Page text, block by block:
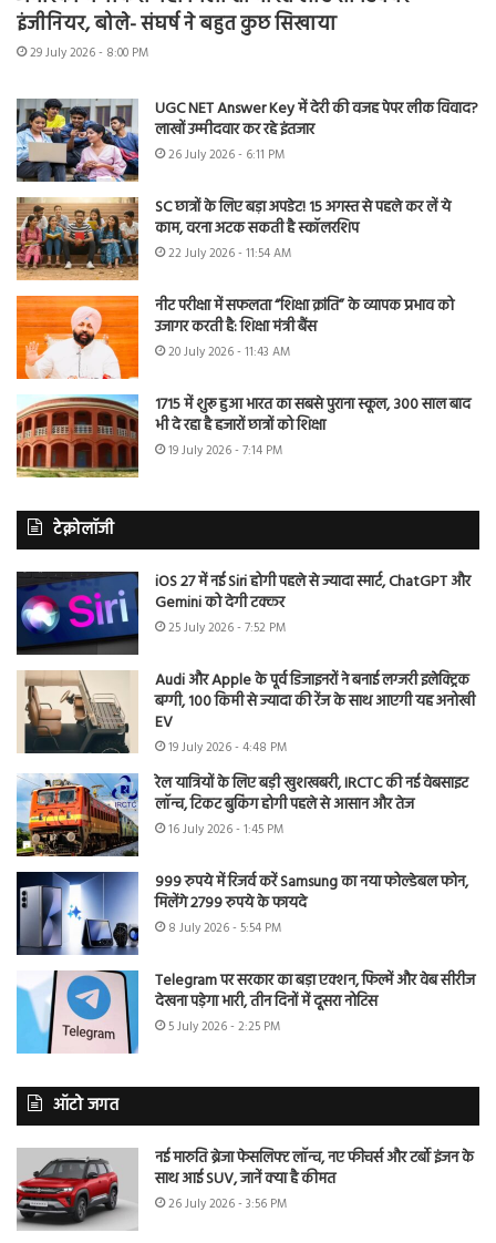
इंजीनियर, बोले- संघर्ष ने बहुत कुछ सिखाया
29 July 2026 - 8:00 PM
UGC NET Answer Key में देरी की वजह पेपर लीक विवाद?
लाखों उम्मीदवार कर रहे इंतजार
26 July 2026 - 6:11 PM
SC छात्रों के लिए बड़ा अपडेट! 15 अगस्त से पहले कर लें ये
काम, वरना अटक सकती है स्कॉलरशिप
22 July 2026 - 11:54 AM
नीट परीक्षा में सफलता “शिक्षा क्रांति” के व्यापक प्रभाव को
उजागर करती है: शिक्षा मंत्री बैंस
20 July 2026 - 11:43 AM
1715 में शुरू हुआ भारत का सबसे पुराना स्कूल, 300 साल बाद
भी दे रहा है हजारों छात्रों को शिक्षा
19 July 2026 - 7:14 PM
टेक्नोलॉजी
iOS 27 में नई Siri होगी पहले से ज्यादा स्मार्ट, ChatGPT और
Gemini को देगी टक्कर
25 July 2026 - 7:52 PM
Audi और Apple के पूर्व डिजाइनरों ने बनाई लग्जरी इलेक्ट्रिक
बग्गी, 100 किमी से ज्यादा की रेंज के साथ आएगी यह अनोखी
EV
19 July 2026 - 4:48 PM
रेल यात्रियों के लिए बड़ी खुशखबरी, IRCTC की नई वेबसाइट
लॉन्च, टिकट बुकिंग होगी पहले से आसान और तेज
16 July 2026 - 1:45 PM
999 रुपये में रिजर्व करें Samsung का नया फोल्डेबल फोन,
मिलेंगे 2799 रुपये के फायदे
8 July 2026 - 5:54 PM
Telegram पर सरकार का बड़ा एक्शन, फिल्में और वेब सीरीज
देखना पड़ेगा भारी, तीन दिनों में दूसरा नोटिस
5 July 2026 - 2:25 PM
ऑटो जगत
नई मारुति ब्रेजा फेसलिफ्ट लॉन्च, नए फीचर्स और टर्बो इंजन के
साथ आई SUV, जानें क्या है कीमत
26 July 2026 - 3:56 PM